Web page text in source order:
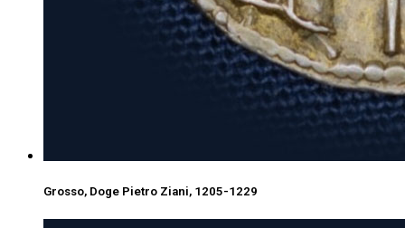
Grosso, Doge Pietro Ziani, 1205-1229